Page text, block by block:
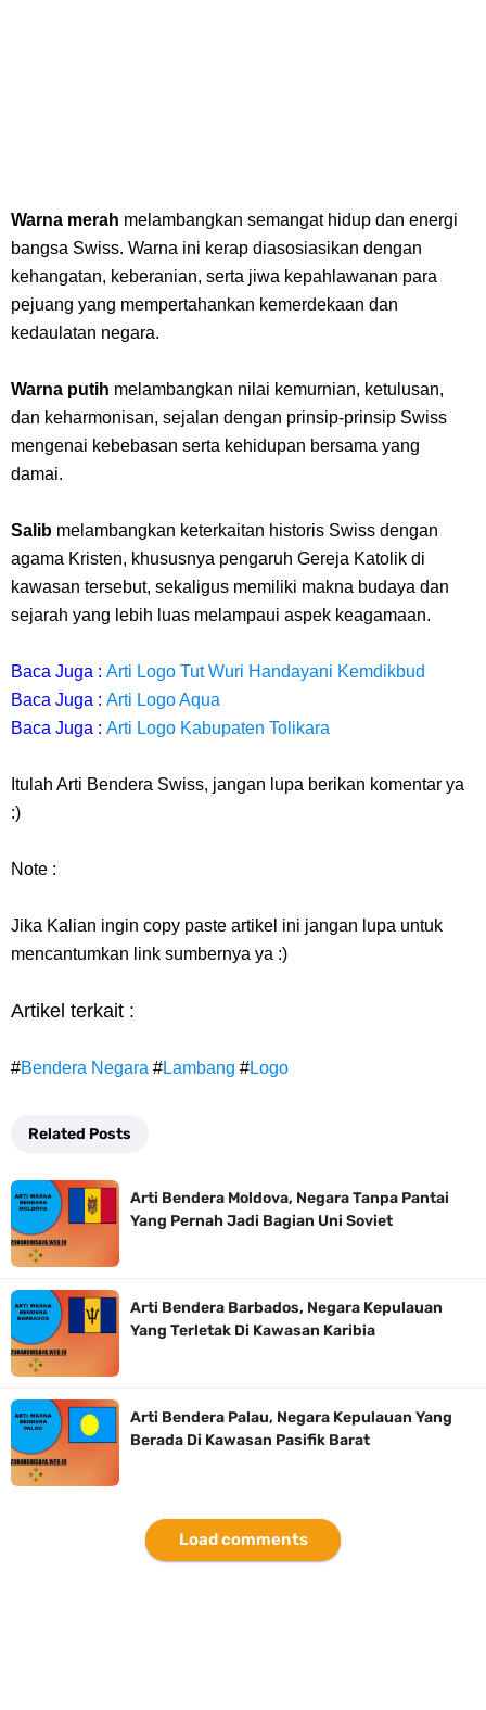
Warna merah melambangkan semangat hidup dan energi
bangsa Swiss. Warna ini kerap diasosiasikan dengan
kehangatan, keberanian, serta jiwa kepahlawanan para
pejuang yang mempertahankan kemerdekaan dan
kedaulatan negara.
Warna putih melambangkan nilai kemurnian, ketulusan,
dan keharmonisan, sejalan dengan prinsip-prinsip Swiss
mengenai kebebasan serta kehidupan bersama yang
damai.
Salib melambangkan keterkaitan historis Swiss dengan
agama Kristen, khususnya pengaruh Gereja Katolik di
kawasan tersebut, sekaligus memiliki makna budaya dan
sejarah yang lebih luas melampaui aspek keagamaan.
Baca Juga : Arti Logo Tut Wuri Handayani Kemdikbud
Baca Juga : Arti Logo Aqua
Baca Juga : Arti Logo Kabupaten Tolikara
Itulah Arti Bendera Swiss, jangan lupa berikan komentar ya
:)
Note :
Jika Kalian ingin copy paste artikel ini jangan lupa untuk
mencantumkan link sumbernya ya :)
Artikel terkait :
#Bendera Negara #Lambang #Logo
Related Posts
Arti Bendera Moldova, Negara Tanpa Pantai
Yang Pernah Jadi Bagian Uni Soviet
Arti Bendera Barbados, Negara Kepulauan
Yang Terletak Di Kawasan Karibia
Arti Bendera Palau, Negara Kepulauan Yang
Berada Di Kawasan Pasifik Barat
Load comments